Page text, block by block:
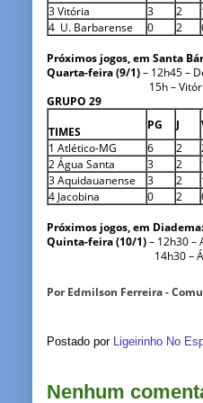
3 Vitória
3 2
4 U. Barbarense
0 2
Próximos jogos, em Santa
Quarta-feira (9/1)– 12h45 –
15h – Vitória x
GRUPO 29
TIMES PG J
1 Atlético-MG
6 2
2 Água Santa
3 2
3 Aquidauanense
3 2
4 Jacobina
0 2
Próximos jogos, em Diadema:
Quinta-feira (10/1)– 12h30 –
14h30 – Água
Por Edmilson Ferreira -
Postado por Ligeirinho No
Nenhum